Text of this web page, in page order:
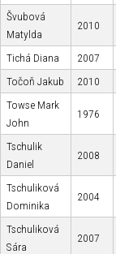
Švubová
Matylda
2010
Tichá Diana 2007
Točoň Jakub
2010
Towse Mark
John
1976
Tschulik
Daniel
2008
Tschuliková
Dominika
2004
Tschuliková
Sára
2007